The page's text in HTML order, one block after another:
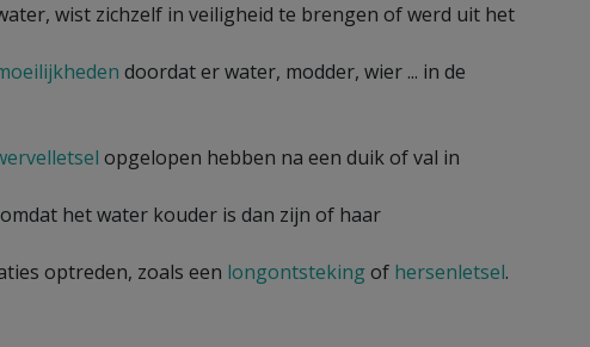
wist zichzelf in veiligheid te brengen of werd uit het
doordat er water, modder, wier ... in de
opgelopen hebben na een duik of val in
omdat het water kouder is dan zijn of haar
optreden, zoals een longontsteking of hersenletsel.